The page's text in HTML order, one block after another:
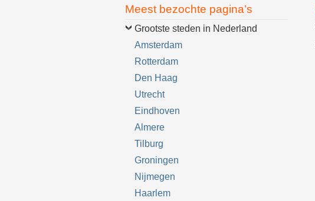
Meest bezochte pagina’s
Grootste steden in Nederland
Amsterdam
Rotterdam
Den Haag
Utrecht
Eindhoven
Almere
Tilburg
Groningen
Nijmegen
Haarlem